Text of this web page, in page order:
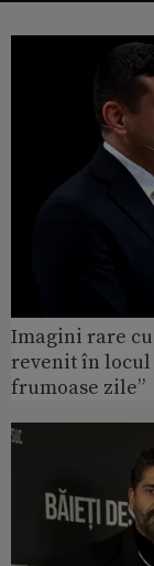
Imagini rare
revenit în locul
frumoase zile”